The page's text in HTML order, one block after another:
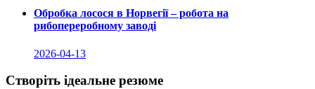
Обробка лосося в Норвегії – робота на
рибопереробному заводі
2026-04-13
Створіть ідеальне резюме